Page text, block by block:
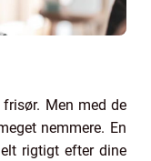
Men med de
nemmere. En
rigtigt efter dine